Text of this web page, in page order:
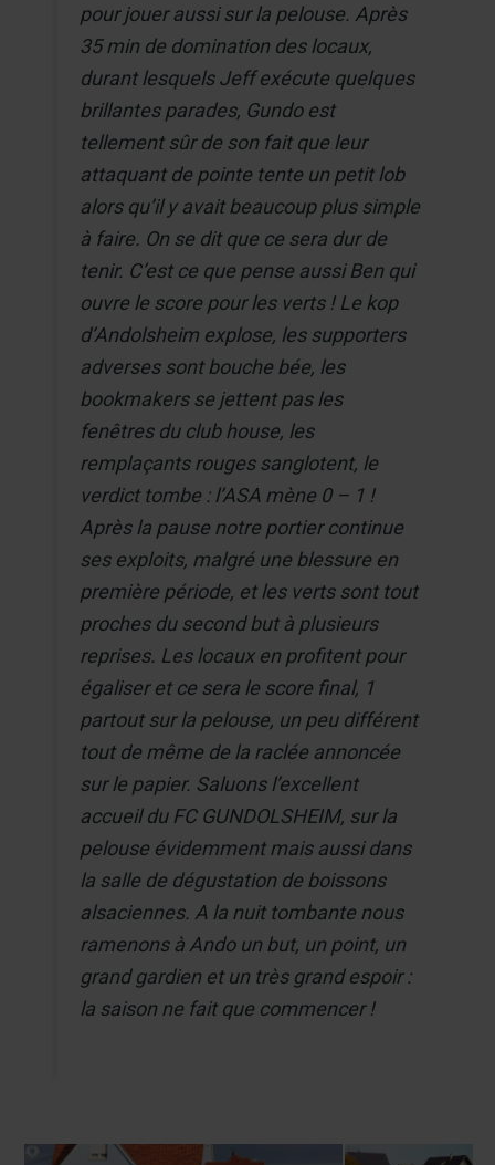
pour jouer aussi sur la pelouse. Après
35 min de domination des locaux,
durant lesquels Jeff exécute quelques
brillantes parades, Gundo est
tellement sûr de son fait que leur
attaquant de pointe tente un petit lob
alors qu’il y avait beaucoup plus simple
à faire. On se dit que ce sera dur de
tenir. C’est ce que pense aussi Ben qui
ouvre le score pour les verts ! Le kop
d’Andolsheim explose, les supporters
adverses sont bouche bée, les
bookmakers se jettent pas les
fenêtres du club house, les
remplaçants rouges sanglotent, le
verdict tombe : l’ASA mène 0 – 1 !
Après la pause notre portier continue
ses exploits, malgré une blessure en
première période, et les verts sont tout
proches du second but à plusieurs
reprises. Les locaux en profitent pour
égaliser et ce sera le score final, 1
partout sur la pelouse, un peu différent
tout de même de la raclée annoncée
sur le papier. Saluons l’excellent
accueil du FC GUNDOLSHEIM, sur la
pelouse évidemment mais aussi dans
la salle de dégustation de boissons
alsaciennes. A la nuit tombante nous
ramenons à Ando un but, un point, un
grand gardien et un très grand espoir :
la saison ne fait que commencer !